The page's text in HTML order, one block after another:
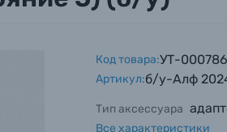
Код товара:УТ-
Артикул:б/у-Алф
Тип аксессуара
Все характеристики